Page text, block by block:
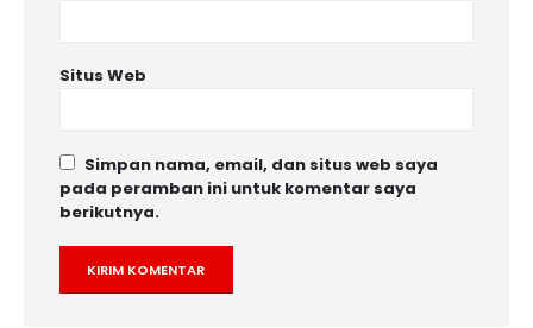
Situs Web
Simpan nama, email, dan situs web saya
pada peramban ini untuk komentar saya
berikutnya.